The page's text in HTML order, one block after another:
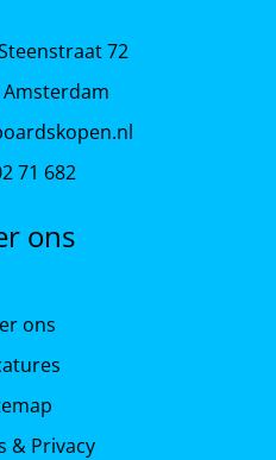
72
Amsterdam
71 682
ons
ons
& Privacy